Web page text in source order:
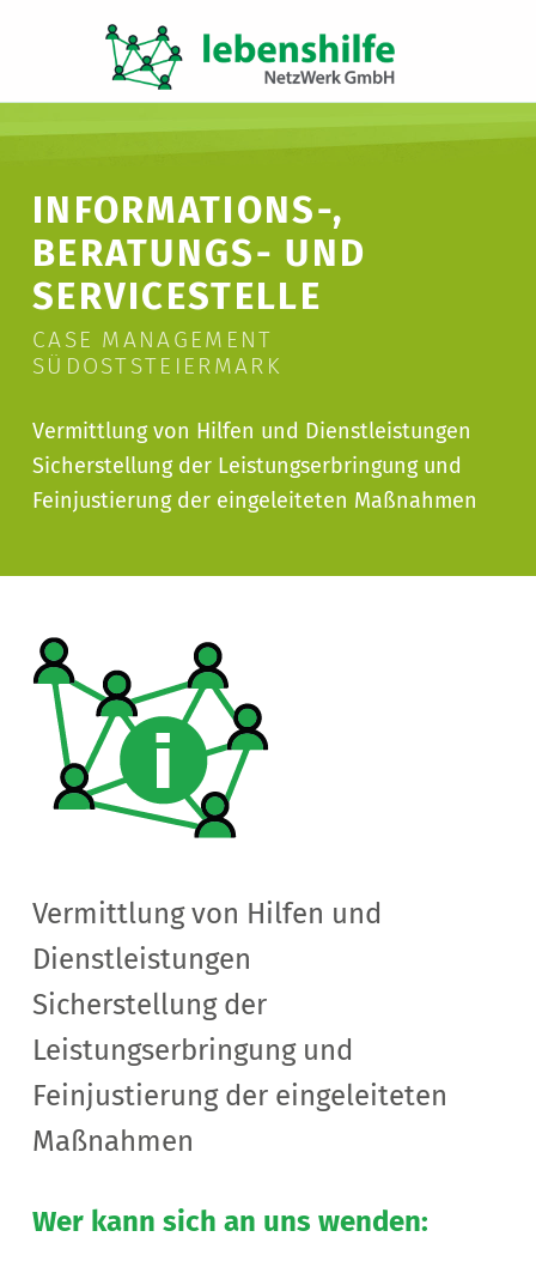
INFORMATIONS-,
BERATUNGS- UND
SERVICESTELLE
CASE MANAGEMENT
SÜDOSTSTEIERMARK
Vermittlung von Hilfen und Dienstleistungen
Sicherstellung der Leistungserbringung und
Feinjustierung der eingeleiteten Maßnahmen
Vermittlung von Hilfen und
Dienstleistungen
Sicherstellung der
Leistungserbringung und
Feinjustierung der eingeleiteten
Maßnahmen
Wer kann sich an uns wenden: